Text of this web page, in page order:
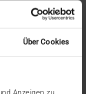
Über Cookies
an jedem
damit